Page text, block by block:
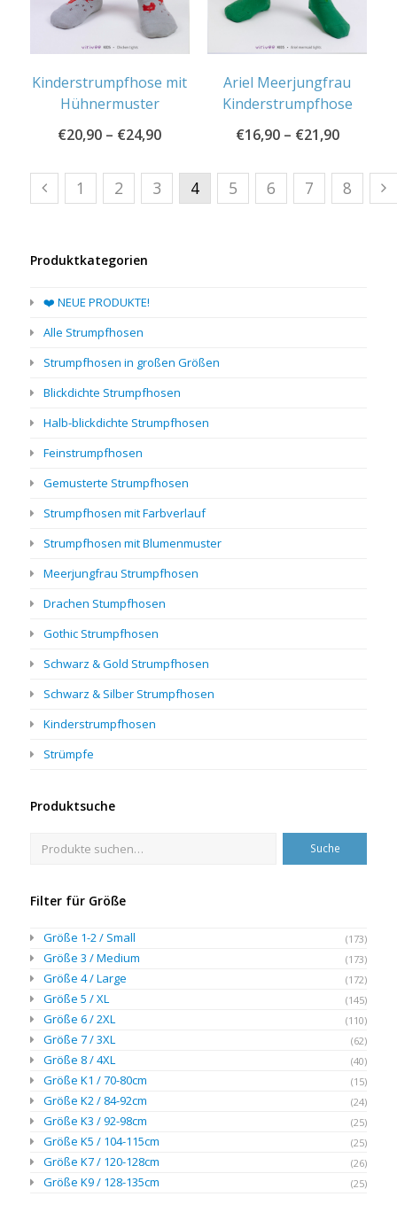
Kinderstrumpfhose mit
Hühnermuster
€20,90 – €24,90
Ariel Meerjungfrau
Kinderstrumpfhose
€16,90– €21,90
1 2 3 4 5 6 7 8
Produktkategorien
❤️ NEUE PRODUKTE!
Alle Strumpfhosen
Strumpfhosen in großen Größen
Blickdichte Strumpfhosen
Halb-blickdichte Strumpfhosen
Feinstrumpfhosen
Gemusterte Strumpfhosen
Strumpfhosen mit Farbverlauf
Strumpfhosen mit Blumenmuster
Meerjungfrau Strumpfhosen
Drachen Stumpfhosen
Gothic Strumpfhosen
Schwarz & Gold Strumpfhosen
Schwarz & Silber Strumpfhosen
Kinderstrumpfhosen
Strümpfe
Produktsuche
Suche
Filter für Größe
Größe 1-2 / Small (173)
Größe 3 / Medium (173)
Größe 4 / Large (172)
Größe 5 / XL (145)
Größe 6 / 2XL (110)
Größe 7 / 3XL (62)
Größe 8 / 4XL (40)
Größe K1 / 70-80cm (15)
Größe K2 / 84-92cm (24)
Größe K3 / 92-98cm (25)
Größe K5 / 104-115cm (25)
Größe K7 / 120-128cm (26)
Größe K9 / 128-135cm (25)